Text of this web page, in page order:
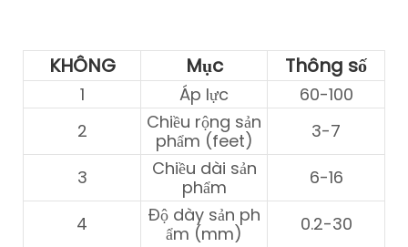
KHÔNG Mục Thông số
1 Áp lực
60-100
2
Chiều rộng sản
phẩm (feet)
3-7
3
Chiều dài sản
phẩm
6-16
4
Độ dày sản ph
ẩm (mm)
0.2-30